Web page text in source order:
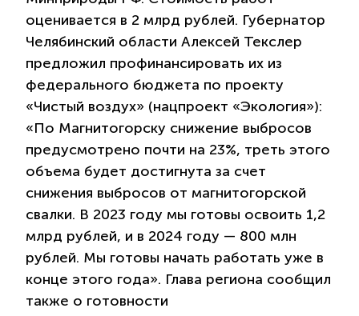
оценивается в 2 млрд рублей. Губернатор
Челябинский области Алексей Текслер
предложил профинансировать их из
федерального бюджета по проекту
«Чистый воздух» (нацпроект «Экология»):
«По Магнитогорску снижение выбросов
предусмотрено почти на 23%, треть этого
объема будет достигнута за счет
снижения выбросов от магнитогорской
свалки. В 2023 году мы готовы освоить 1,2
млрд рублей, и в 2024 году — 800 млн
рублей. Мы готовы начать работать уже в
конце этого года». Глава региона сообщил
также о готовности